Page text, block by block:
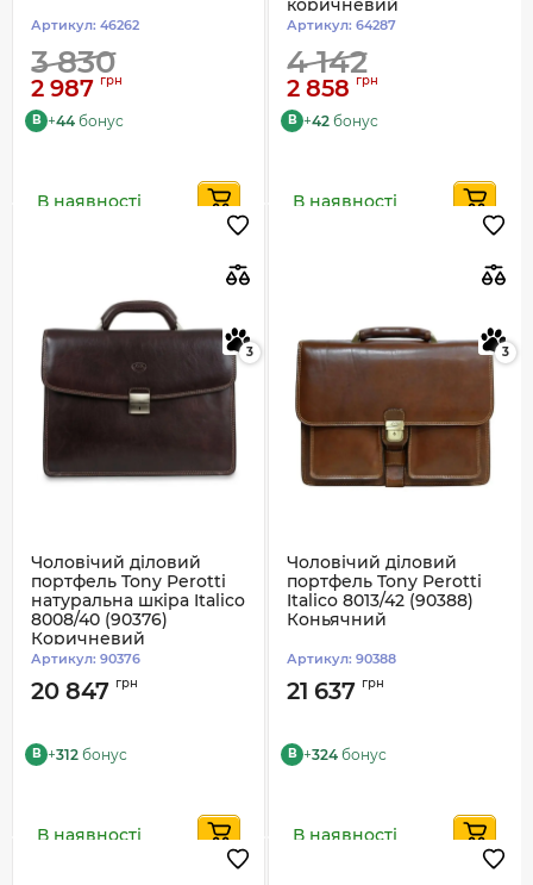
Артикул: 46262
3 830
2 987 грн
B +44 бонус
В наявності
коричневий
Артикул: 64287
4 142
2 858 грн
B +42 бонус
В наявності
3
Чоловічий діловий
портфель Tony Perotti
натуральна шкіра Italico
8008/40 (90376)
Коричневий
Артикул: 90376
20 847 грн
B +312 бонус
В наявності
3
Чоловічий діловий
портфель Tony Perotti
Italico 8013/42 (90388)
Коньячний
Артикул: 90388
21 637 грн
B +324 бонус
В наявності